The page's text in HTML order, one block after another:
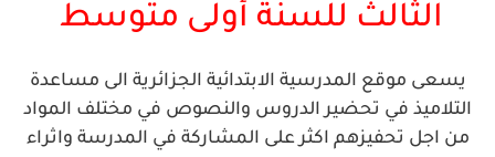
الثالث للسنة أولى متوسط
يسعى موقع المدرسية الابتدائية الجزائرية الى مساعدة
التلاميذ في تحضير الدروس والنصوص في مختلف المواد
من اجل تحفيزهم اكثر على المشاركة في المدرسة واثراء